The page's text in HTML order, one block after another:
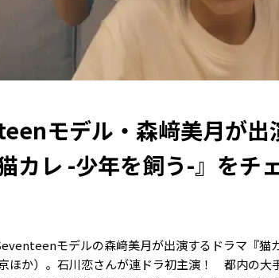
モデル・森﨑美月が
カレ -少年を飼う-』をチ
モデルの森﨑美月が出演するドラマ『猫
ほか）。石川恋さんが連ドラ初主演！ 都内の大